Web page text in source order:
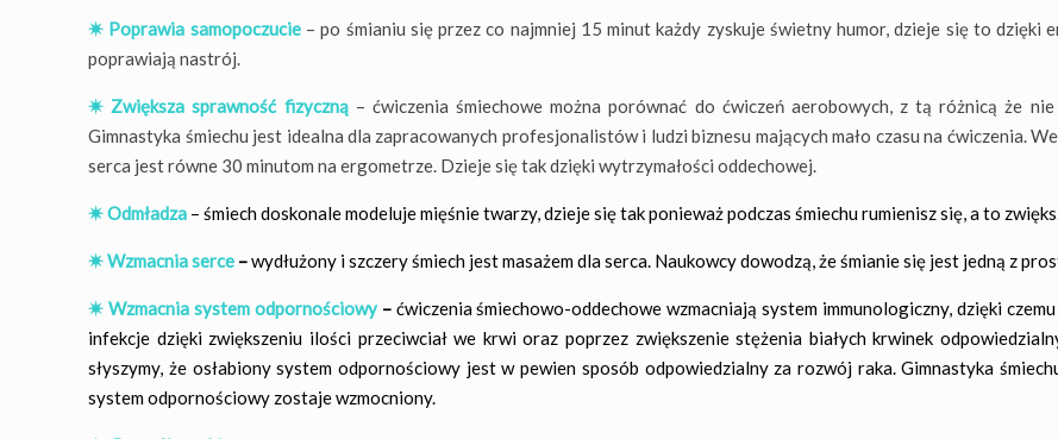
✷ Poprawia samopoczucie – po śmianiu się przez co najmniej 15 minut każdy zyskuje świetny humor, dzieje się to dzięki
poprawiają nastrój.
✷ Zwiększa sprawność fizyczną – ćwiczenia śmiechowe można porównać do ćwiczeń aerobowych, z tą różnicą że
Gimnastyka śmiechu jest idealna dla zapracowanych profesjonalistów i ludzi biznesu mających mało czasu na ćwiczenia.
serca jest równe 30 minutom na ergometrze. Dzieje się tak dzięki wytrzymałości oddechowej.
✷ Odmładza – śmiech doskonale modeluje mięśnie twarzy, dzieje się tak ponieważ podczas śmiechu rumienisz się, a to
✷ Wzmacnia serce –wydłużony i szczery śmiech jest masażem dla serca. Naukowcy dowodzą, że śmianie się jest jedną z
✷ Wzmacnia system odpornościowy – ćwiczenia śmiechowo-oddechowe wzmacniają system immunologiczny, dzięki
infekcje dzięki zwiększeniu ilości przeciwciał we krwi oraz poprzez zwiększenie stężenia białych krwinek
słyszymy, że osłabiony system odpornościowy jest w pewien sposób odpowiedzialny za rozwój raka. Gimnastyka
system odpornościowy zostaje wzmocniony.